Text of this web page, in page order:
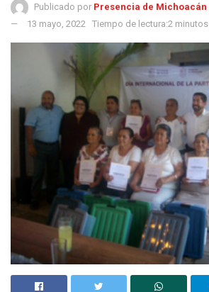
Publicado por Presencia de Michoacán
13 mayo, 2022
Tiempo de lectura:2 minutos